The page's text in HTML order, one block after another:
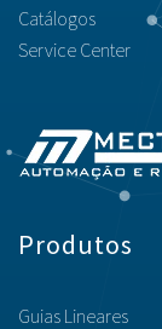
Catálogos
Service Center
Produtos
Guias Lineares